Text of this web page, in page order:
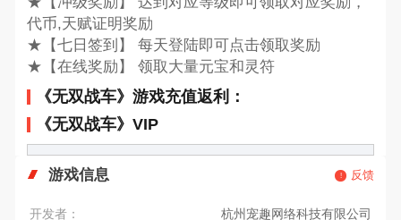
代币,天赋证明奖励
★【七日签到】 每天登陆即可点击领取奖励
★【在线奖励】 领取大量元宝和灵符
《无双战车》游戏充值返利：
《无双战车》VIP
游戏信息 反馈
开发者： 杭州宠趣网络科技有限公司